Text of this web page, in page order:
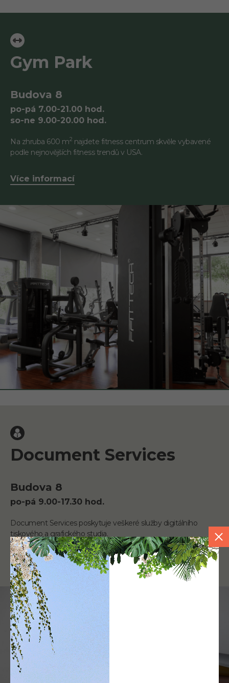
Gym Park
Budova 8
po-pá 7.00-21.00 hod.
so-ne 9.00-20.00 hod.
Na zhruba 600 m2 najdete fitness centrum skvěle vybavené
podle nejnovějších fitness trendů v USA.
Více informací
Document Services
Budova 8
po-pá 9.00-17.30 hod.
Document Services poskytuje veškeré služby digitálního
tiskového a grafického studia.
Více informací